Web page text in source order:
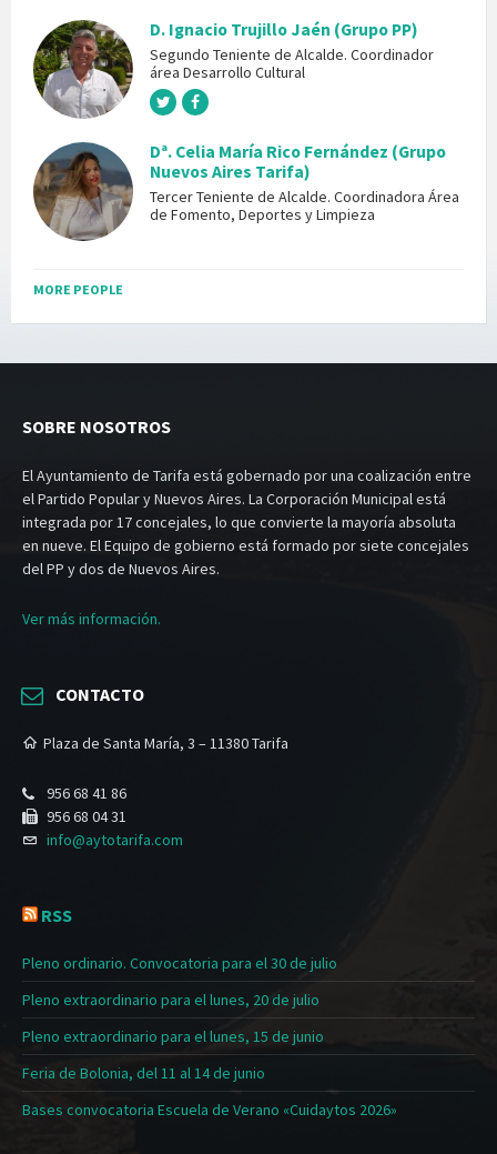
D. Ignacio Trujillo Jaén (Grupo PP)
Segundo Teniente de Alcalde. Coordinador
área Desarrollo Cultural
Dª. Celia María Rico Fernández (Grupo
Nuevos Aires Tarifa)
Tercer Teniente de Alcalde. Coordinadora Área
de Fomento, Deportes y Limpieza
MORE PEOPLE
SOBRE NOSOTROS
El Ayuntamiento de Tarifa está gobernado por una coalización entre
el Partido Popular y Nuevos Aires. La Corporación Municipal está
integrada por 17 concejales, lo que convierte la mayoría absoluta
en nueve. El Equipo de gobierno está formado por siete concejales
del PP y dos de Nuevos Aires.
Ver más información.
CONTACTO
Plaza de Santa María, 3 – 11380 Tarifa
956 68 41 86
956 68 04 31
info@aytotarifa.com
RSS
Pleno ordinario. Convocatoria para el 30 de julio
Pleno extraordinario para el lunes, 20 de julio
Pleno extraordinario para el lunes, 15 de junio
Feria de Bolonia, del 11 al 14 de junio
Bases convocatoria Escuela de Verano «Cuidaytos 2026»